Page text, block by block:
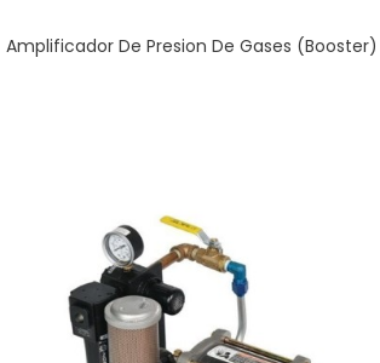
Amplificador De Presion De Gases (Booster)